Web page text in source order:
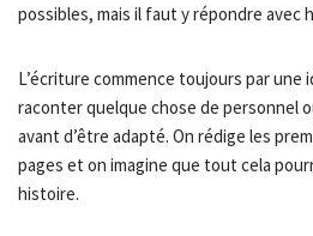
possibles, mais il faut y répondre avec
L’écriture commence toujours par une
raconter quelque chose de personnel
avant d’être adapté. On rédige les
pages et on imagine que tout cela
histoire.